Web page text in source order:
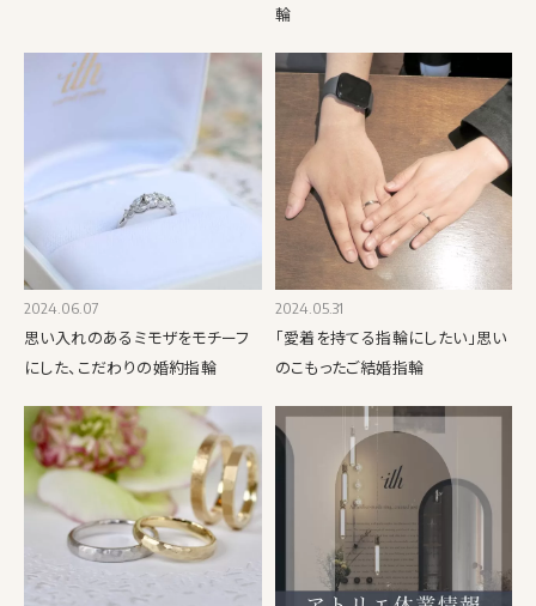
輪
2024.06.07
思い入れのあるミモザをモチーフ
にした、こだわりの婚約指輪
2024.05.31
「愛着を持てる指輪にしたい」思い
のこもったご結婚指輪